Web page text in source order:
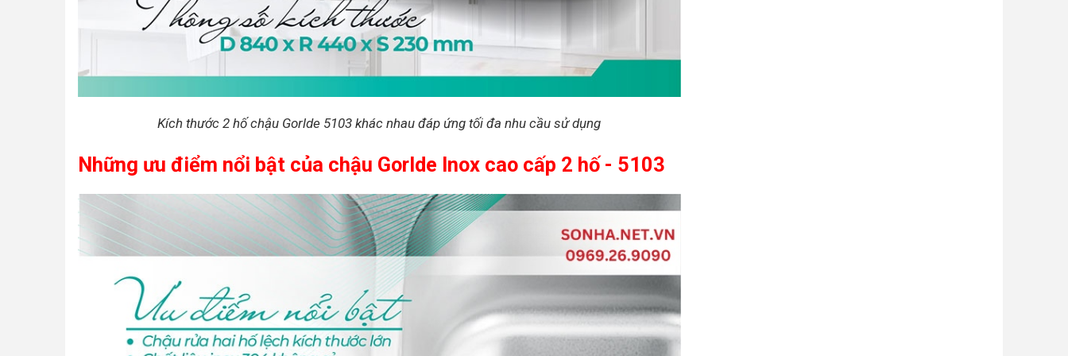
Kích thước 2 hố chậu Gorlde 5103 khác nhau đáp ứng tối đa nhu cầu sử dụng
Những ưu điểm nổi bật của chậu Gorlde Inox cao cấp 2 hố - 5103